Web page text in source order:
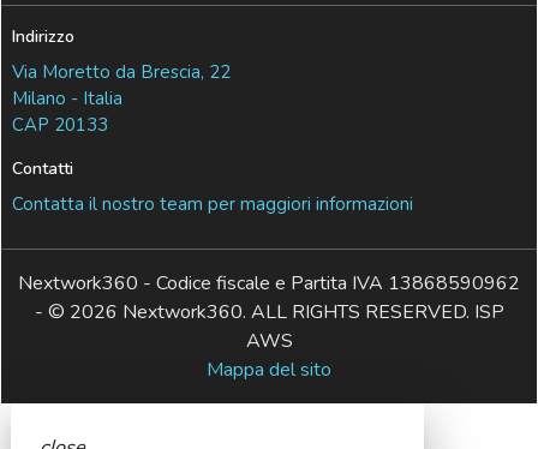
Indirizzo
Via Moretto da Brescia, 22
Milano - Italia
CAP 20133
Contatti
Contatta il nostro team per maggiori informazioni
Nextwork360 - Codice fiscale e Partita IVA 13868590962
- © 2026 Nextwork360. ALL RIGHTS RESERVED. ISP
AWS
Mappa del sito